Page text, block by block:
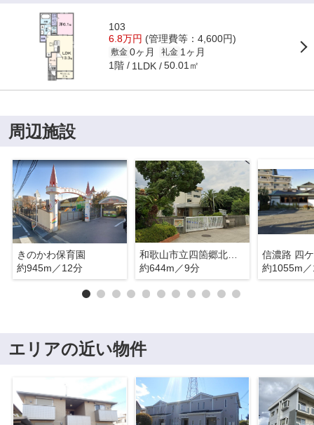
103
6.8万円 (管理費等：4,600円)
敷金 0ヶ月 礼金 1ヶ月
1階 1LDK 50.01㎡
周辺施設
きのかわ保育園
約945m／12分
和歌山市立四箇郷北小学校
約644m／9分
信濃路 四
約1055m
エリアの近い物件